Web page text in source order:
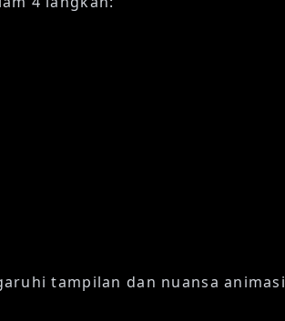
tampilan dan nuansa